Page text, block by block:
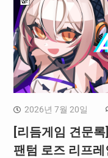
2026년 7월 20일
[리듬게임 견문
팬텀 로즈 리프레